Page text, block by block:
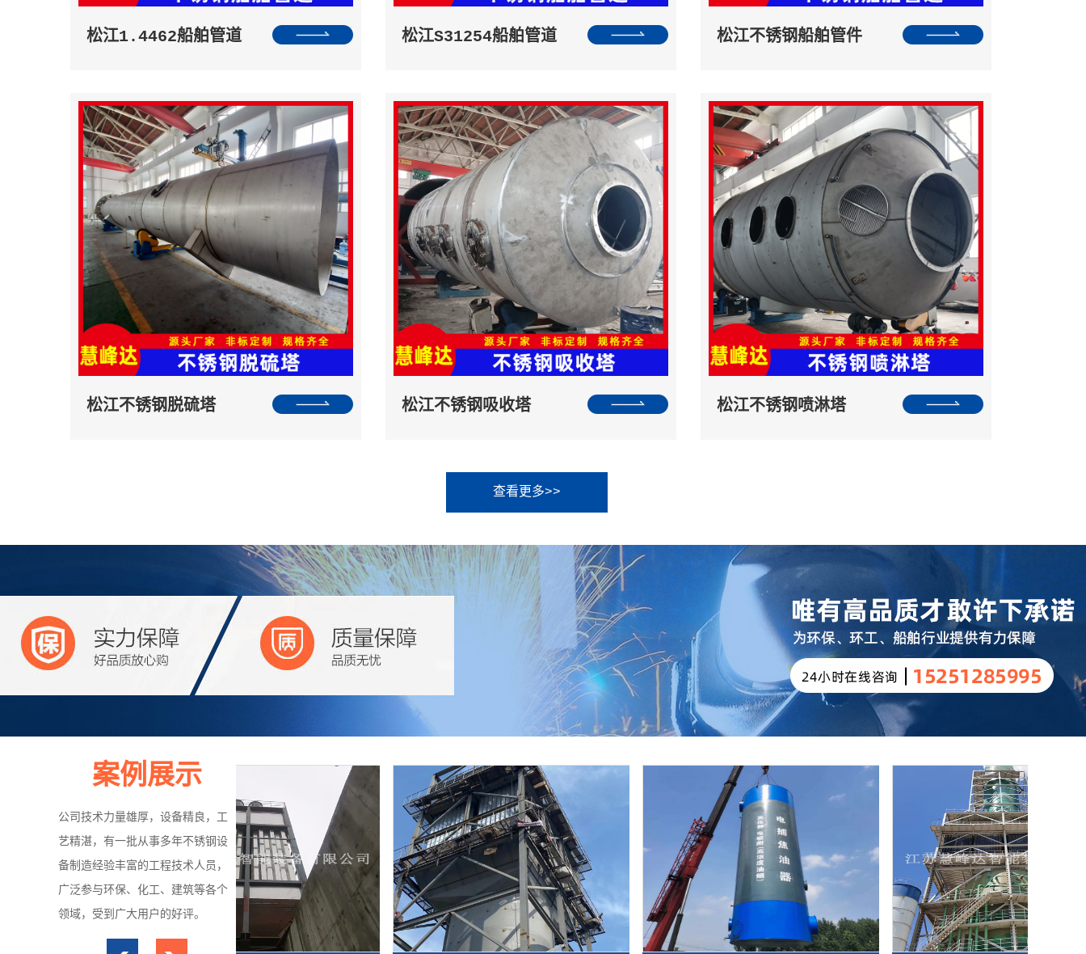
松江1.4462船舶管道 松江S31254船舶管道 松江不锈钢船舶管件
松江不锈钢脱硫塔 松江不锈钢吸收塔 松江不锈钢喷淋塔
查看更多>>
案例展示
公司技术力量雄厚，设备精良，工
艺精湛，有一批从事多年不锈钢设
备制造经验丰富的工程技术人员，
广泛参与环保、化工、建筑等各个
领域，受到广大用户的好评。